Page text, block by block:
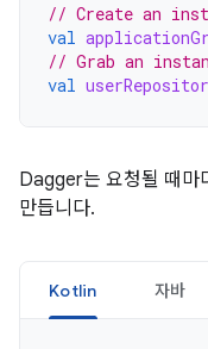
// Create an
val
// Grab an
val
Dagger는 요청될 때마
만듭니다.
Kotlin 자바